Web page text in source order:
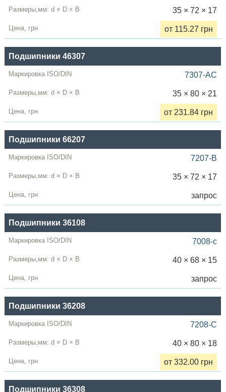
35 × 72 × 17
от 115.27 грн
Подшипники 46307
7307-AC
35 × 80 × 21
от 231.84 грн
Подшипники 66207
7207-B
35 × 72 × 17
запрос
Подшипники 36108
7008-c
40 × 68 × 15
запрос
Подшипники 36208
7208-C
40 × 80 × 18
от 332.00 грн
Подшипники 36308